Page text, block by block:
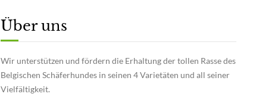
Über uns
Wir unterstützen und fördern die Erhaltung der tollen Rasse des
Belgischen Schäferhundes in seinen 4 Varietäten und all seiner
Vielfältigkeit.